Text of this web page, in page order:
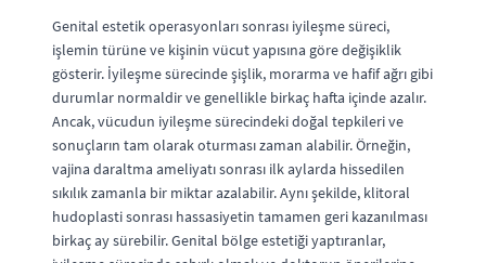
Genital estetik operasyonları sonrası iyileşme süreci,
işlemin türüne ve kişinin vücut yapısına göre değişiklik
gösterir. İyileşme sürecinde şişlik, morarma ve hafif ağrı gibi
durumlar normaldir ve genellikle birkaç hafta içinde azalır.
Ancak, vücudun iyileşme sürecindeki doğal tepkileri ve
sonuçların tam olarak oturması zaman alabilir. Örneğin,
vajina daraltma ameliyatı sonrası ilk aylarda hissedilen
sıkılık zamanla bir miktar azalabilir. Aynı şekilde, klitoral
hudoplasti sonrası hassasiyetin tamamen geri kazanılması
birkaç ay sürebilir. Genital bölge estetiği yaptıranlar,